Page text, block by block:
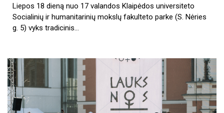
Liepos 18 dieną nuo 17 valandos Klaipėdos universiteto
Socialinių ir humanitarinių mokslų fakulteto parke (S. Nėries
g. 5) vyks tradicinis…